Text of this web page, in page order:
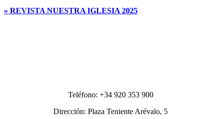
» REVISTA NUESTRA IGLESIA 2025
Teléfono: +34 920 353 900
Dirección: Plaza Teniente Arévalo, 5